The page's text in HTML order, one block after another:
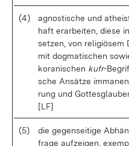
(4)
agnos­ti­sche und
haft er­ar­bei­ten, die­se
set­zen, von re­li­giö­sem
mit dog­ma­ti­schen
ko­ra­ni­schen kufr-
sche An­sät­ze
rung und
[LF]
(5)
die ge­gen­sei­ti­ge
fra­ge auf­zei­gen,